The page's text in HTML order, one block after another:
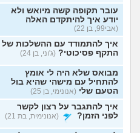
עובר תקופה קשה מיואש ולא
יודע איך להיתקדם האלה
(אבי99, בן 22)
איך להתמודד עם ההשלכות של
התקף פסיכוטי? (ג'וני, בן 24)
מבואס שלא היה לי אומץ
להתחיל עם מישהי שהיא בול
הטעם שלי (אנונימי, בן 25)
איך להתגבר על רצון לקשר
לפני הזמן?
(אנונימית, בת 21)